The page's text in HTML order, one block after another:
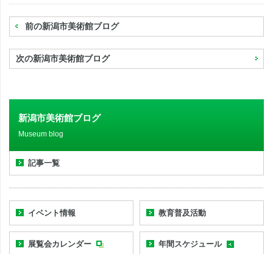
前の新潟市美術館ブログ
次の新潟市美術館ブログ
新潟市美術館ブログ
Museum blog
記事一覧
イベント情報 教育普及活動
展覧会カレンダー 年間スケジュール